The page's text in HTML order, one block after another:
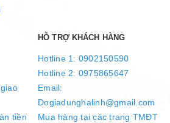
tiền
HỖ TRỢ KHÁCH HÀNG
Hotline 1: 0902150590
Hotline 2: 0975865647
Email:
Dogiadunghalinh@gmail.com
Mua hàng tại các trang TMĐT